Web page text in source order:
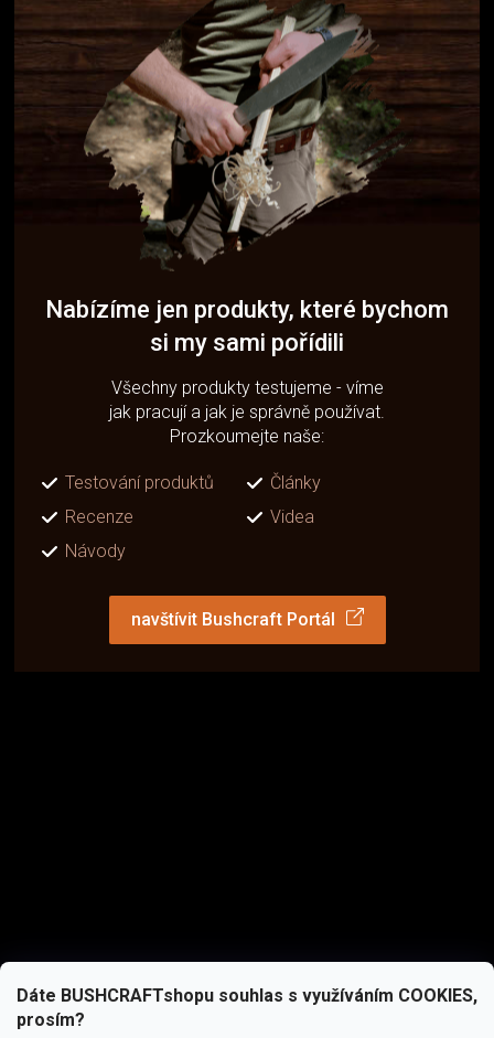
Dáte BUSHCRAFTshopu souhlas s využíváním COOKIES,
prosím?
Nabízíme jen produkty, které bychom
si my sami pořídili
Všechny produkty testujeme - víme
jak pracují a jak je správně používat.
Prozkoumejte naše:
Testování produktů
Články
Recenze
Videa
Návody
navštívit Bushcraft Portál